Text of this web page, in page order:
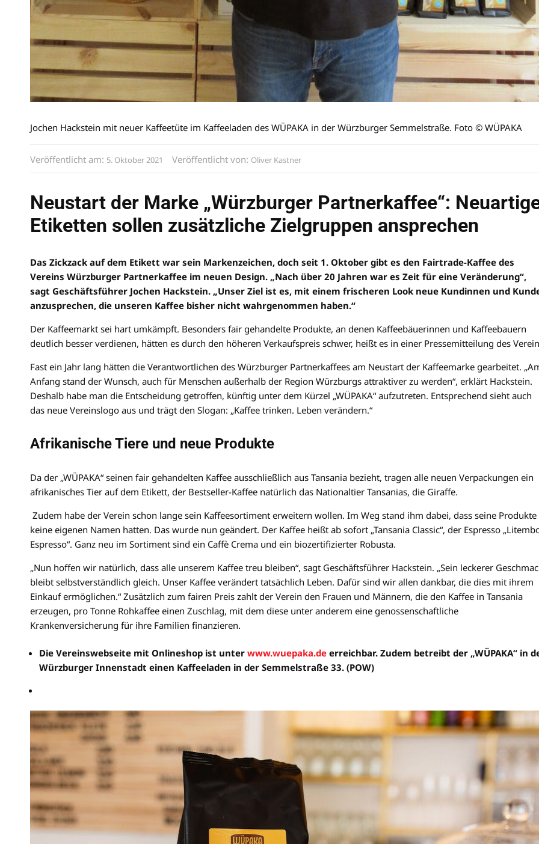
Jochen Hackstein mit neuer Kaffeetüte im Kaffeeladen des WÜPAKA in der Würzburger Semmelstraße. Foto © WÜPAKA
Veröffentlicht am: 5. Oktober 2021 Veröffentlicht von: Oliver Kastner
Neustart der Marke „Würzburger Partnerkaffee“:
Etiketten sollen zusätzliche Zielgruppen ansprechen
Das Zickzack auf dem Etikett war sein Markenzeichen, doch seit 1. Oktober gibt es den Fairtrade-Kaffee des
Vereins Würzburger Partnerkaffee im neuen Design. „Nach über 20 Jahren war es Zeit für eine Veränderung“,
sagt Geschäftsführer Jochen Hackstein. „Unser Ziel ist es, mit einem frischeren Look neue Kundinnen und
anzusprechen, die unseren Kaffee bisher nicht wahrgenommen haben.“
Der Kaffeemarkt sei hart umkämpft. Besonders fair gehandelte Produkte, an denen Kaffeebäuerinnen und Kaffeebauern
deutlich besser verdienen, hätten es durch den höheren Verkaufspreis schwer, heißt es in einer Pressemitteilung des
Fast ein Jahr lang hätten die Verantwortlichen des Würzburger Partnerkaffees am Neustart der Kaffeemarke gearbeitet.
Anfang stand der Wunsch, auch für Menschen außerhalb der Region Würzburgs attraktiver zu werden“, erklärt Hackstein.
Deshalb habe man die Entscheidung getroffen, künftig unter dem Kürzel „WÜPAKA“ aufzutreten. Entsprechend sieht auch
das neue Vereinslogo aus und trägt den Slogan: „Kaffee trinken. Leben verändern.“
Afrikanische Tiere und neue Produkte
Da der „WÜPAKA“ seinen fair gehandelten Kaffee ausschließlich aus Tansania bezieht, tragen alle neuen Verpackungen ein
afrikanisches Tier auf dem Etikett, der Bestseller-Kaffee natürlich das Nationaltier Tansanias, die Giraffe.
Zudem habe der Verein schon lange sein Kaffeesortiment erweitern wollen. Im Weg stand ihm dabei, dass seine Produkte
keine eigenen Namen hatten. Das wurde nun geändert. Der Kaffee heißt ab sofort „Tansania Classic“, der Espresso
Espresso“. Ganz neu im Sortiment sind ein Caffè Crema und ein biozertifizierter Robusta.
„Nun hoffen wir natürlich, dass alle unserem Kaffee treu bleiben“, sagt Geschäftsführer Hackstein. „Sein leckerer
bleibt selbstverständlich gleich. Unser Kaffee verändert tatsächlich Leben. Dafür sind wir allen dankbar, die dies mit ihrem
Einkauf ermöglichen.“ Zusätzlich zum fairen Preis zahlt der Verein den Frauen und Männern, die den Kaffee in Tansania
erzeugen, pro Tonne Rohkaffee einen Zuschlag, mit dem diese unter anderem eine genossenschaftliche
Krankenversicherung für ihre Familien finanzieren.
Die Vereinswebseite mit Onlineshop ist unter www.wuepaka.de erreichbar. Zudem betreibt der „WÜPAKA“ in
Würzburger Innenstadt einen Kaffeeladen in der Semmelstraße 33. (POW)